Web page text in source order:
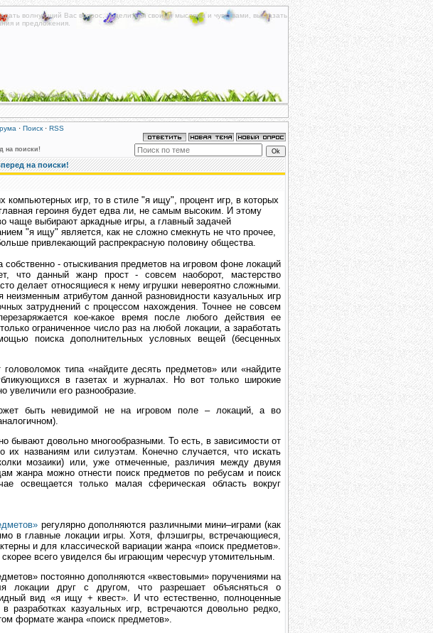
волнующий Вас вопрос, поделиться своими мыслями и чувствами, высказать
и предложения.
быть полезными для Вас!
· Поиск· RSS
на поиски!
на поиски!
игр, то в стиле "я ищу", процент игр, в которых
героиня будет едва ли, не самым высоким. И этому
чаще выбирают аркадные игры, а главный задачей
"я ищу" является, как не сложно смекнуть не что прочее,
привлекающий распрекрасную половину общества.
- отыскивания предметов на игровом фоне локаций
что данный жанр прост - совсем наоборот, мастерство
делает относящиеся к нему игрушки невероятно сложными.
атрибутом данной разновидности казуальных игр
затруднений с процессом нахождения. Точнее не совсем
кое-какое время после любого действия ее
ограниченное число раз на любой локации, а заработать
поиска дополнительных условных вещей (бесценных
типа «найдите десять предметов» или «найдите
в газетах и журналах. Но вот только широкие
увеличили его разнообразие.
быть невидимой не на игровом поле – локаций, а во
бывают довольно многообразными. То есть, в зависимости от
их названиям или силуэтам. Конечно случается, что искать
мозаики) или, уже отмеченные, различия между двумя
жанра можно отнести поиск предметов по ребусам и поиск
освещается только малая сферическая область вокруг
регулярно дополняются различными мини–играми (как
в главные локации игры. Хотя, флэшигры, встречающиеся,
и для классической вариации жанра «поиск предметов».
всего увиделся бы играющим чересчур утомительным.
постоянно дополняются «квестовыми» поручениями на
локации друг с другом, что разрешает объясняться о
вид «я ищу + квест». И что естественно, полноценные
казуальных игр, встречаются довольно редко,
формате жанра «поиск предметов».